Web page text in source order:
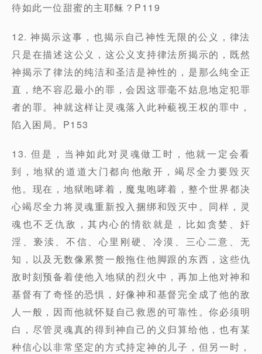
待如此一位甜蜜的主耶稣？P119
12. 神揭示这事，也揭示自己神性无限的公义，律法
只是在描述这公义，这公义支持律法所揭示的，既然
神揭示了律法的纯洁和圣洁是神性的，是那么纯全正
直，绝不容忍最小的罪，会因这罪毫不姑息地定犯罪
者的罪。神就这样让灵魂落入此种藐视王权的罪中，
陷入困局。P153
13. 但是，当神如此对灵魂做工时，他就一定会看
到，地狱的道道大门都向他敞开，竭尽全力要毁灭
他。现在，地狱咆哮着，魔鬼咆哮着，整个世界都决
心竭尽全力将灵魂重新投入捆绑和毁灭中。同样，灵
魂也不乏仇敌，其内心的情欲就是，比如贪婪、奸
淫、亵渎、不信、心里刚硬、冷漠、三心二意、无
知，以及无数像累赘一般拖住他脚跟的东西，这些仇
敌时刻预备着使他入地狱的烈火中，再加上他对神和
基督有了奇怪的恐惧，好像神和基督完全成了他的敌
人一般，因而他就怀疑自己救恩的可靠性。你必须明
白，尽管灵魂真的得到神自己的义归算给他，也有某
种信心以非常坚定的方式持定神的儿子，但另一时，